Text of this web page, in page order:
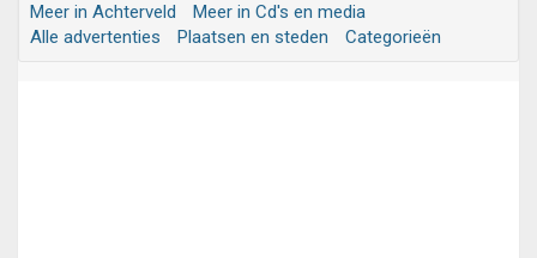
Meer in Achterveld
Meer in Cd's en media
Alle advertenties
Plaatsen en steden Categorieën